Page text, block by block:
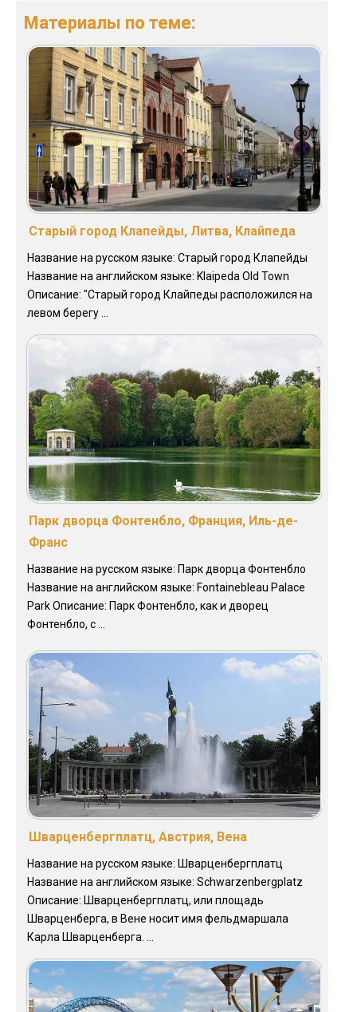
Материалы по теме:
Старый город Клапейды, Литва, Клайпеда
Название на русском языке: Старый город Клапейды
Название на английском языке: Klaipeda Old Town
Описание: "Старый город Клайпеды расположился на
левом берегу ...
Парк дворца Фонтенбло, Франция, Иль-де-
Франс
Название на русском языке: Парк дворца Фонтенбло
Название на английском языке: Fontainebleau Palace
Park Описание: Парк Фонтенбло, как и дворец
Фонтенбло, с ...
Шварценбергплатц, Австрия, Вена
Название на русском языке: Шварценбергплатц
Название на английском языке: Schwarzenbergplatz
Описание: Шварценбергплатц, или площадь
Шварценберга, в Вене носит имя фельдмаршала
Карла Шварценберга. ...